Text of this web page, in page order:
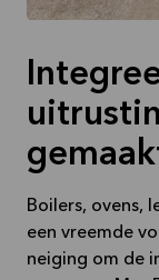
Boilers, ovens,
een vreemde
neiging om de